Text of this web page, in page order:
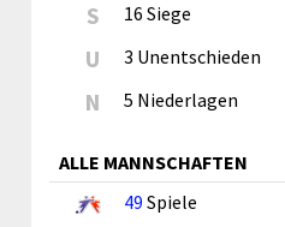
S 16 Siege
U 3 Unentschieden
N 5 Niederlagen
ALLE MANNSCHAFTEN
49 Spiele